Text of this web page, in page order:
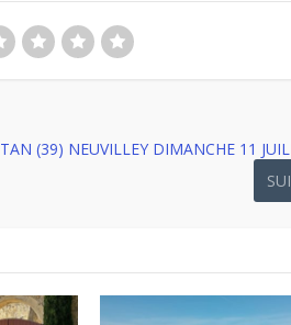
TAN (39) NEUVILLEY DIMANCHE 11